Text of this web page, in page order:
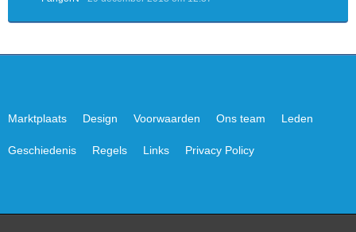
Marktplaats Design Voorwaarden Ons team Leden
Geschiedenis Regels Links Privacy Policy